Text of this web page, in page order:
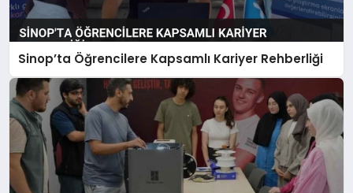
Sinop’ta Öğrencilere Kapsamlı Kariyer Rehberliği